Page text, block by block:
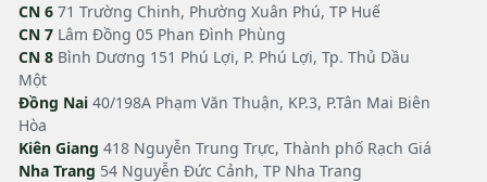
CN 6 71 Trường Chinh, Phường Xuân Phú, TP Huế
CN 7 Lâm Đồng 05 Phan Đình Phùng
CN 8 Bình Dương 151 Phú Lợi, P. Phú Lợi, Tp. Thủ Dầu
Một
Đồng Nai 40/198A Phạm Văn Thuận, KP.3, P.Tân Mai Biên
Hòa
Kiên Giang 418 Nguyễn Trung Trực, Thành phố Rạch Giá
Nha Trang 54 Nguyễn Đức Cảnh, TP Nha Trang